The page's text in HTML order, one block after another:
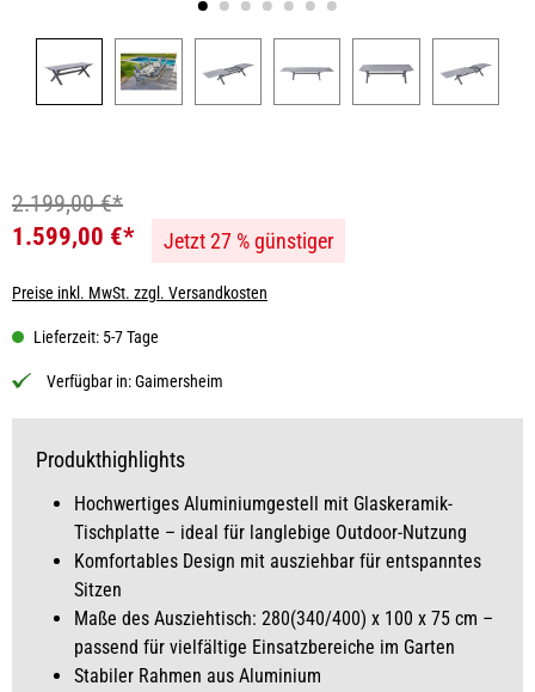
Produkthighlights
Hochwertiges Aluminiumgestell mit Glaskeramik-
Tischplatte – ideal für langlebige Outdoor-Nutzung
Komfortables Design mit ausziehbar für entspanntes
Sitzen
Maße des Ausziehtisch: 280(340/400) x 100 x 75 cm –
passend für vielfältige Einsatzbereiche im Garten
Stabiler Rahmen aus Aluminium
2.199,00 €*
1.599,00 €*
Jetzt 27 % günstiger
Preise inkl. MwSt. zzgl. Versandkosten
Lieferzeit: 5-7 Tage
Verfügbar in:Gaimersheim